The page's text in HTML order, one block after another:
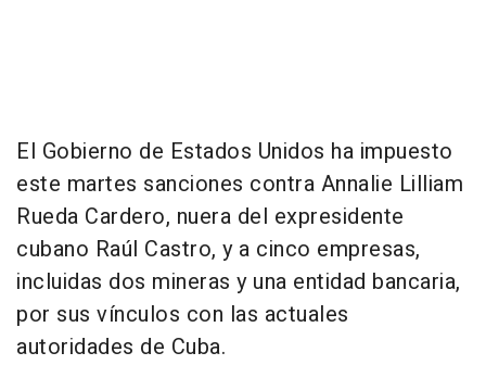
El Gobierno de Estados Unidos ha impuesto
este martes sanciones contra Annalie Lilliam
Rueda Cardero, nuera del expresidente
cubano Raúl Castro, y a cinco empresas,
incluidas dos mineras y una entidad bancaria,
por sus vínculos con las actuales
autoridades de Cuba.